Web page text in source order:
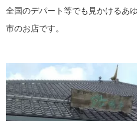
全国のデパート等でも見かけるあ
市のお店です。